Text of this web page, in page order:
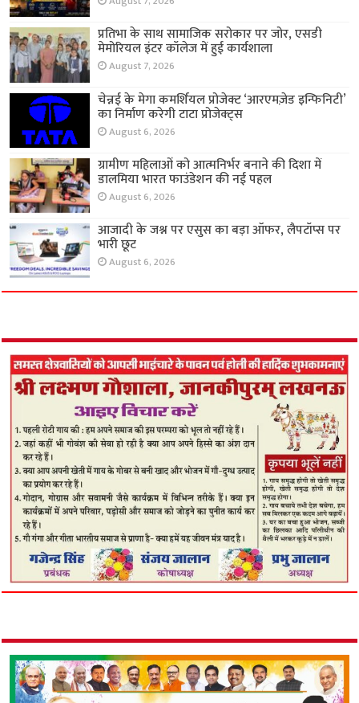
प्रतिभा के साथ सामाजिक सरोकार पर जोर, एसडी
मेमोरियल इंटर कॉलेज में हुई कार्यशाला
August 7, 2026
चेन्नई के मेगा कमर्शियल प्रोजेक्ट ‘आरएमज़ेड इन्फिनिटी’
का निर्माण करेगी टाटा प्रोजेक्ट्स
August 6, 2026
ग्रामीण महिलाओं को आत्मनिर्भर बनाने की दिशा में
डालमिया भारत फाउंडेशन की नई पहल
August 6, 2026
आजादी के जश्न पर एसुस का बड़ा ऑफर, लैपटॉप्स पर
भारी छूट
August 6, 2026